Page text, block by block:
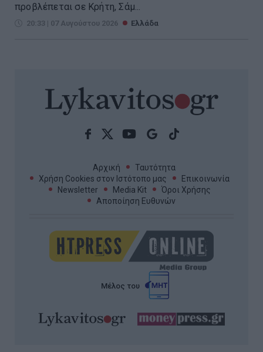
προβλέπεται σε Κρήτη, Σάμ...
20:33 | 07 Αυγούστου 2026 Ελλάδα
Αρχική
Ταυτότητα
Χρήση Cookies στον Ιστότοπο μας
Επικοινωνία
Newsletter
Media Kit
Όροι Χρήσης
Αποποίηση Ευθυνών
Μέλος του